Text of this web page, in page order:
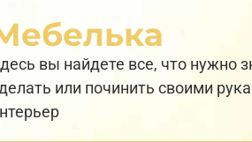
вы найдете все, что нужно
или починить своими